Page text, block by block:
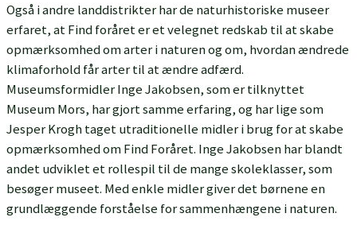
Også i andre landdistrikter har de naturhistoriske museer
erfaret, at Find foråret er et velegnet redskab til at skabe
opmærksomhed om arter i naturen og om, hvordan ændrede
klimaforhold får arter til at ændre adfærd.
Museumsformidler Inge Jakobsen, som er tilknyttet
Museum Mors, har gjort samme erfaring, og har lige som
Jesper Krogh taget utraditionelle midler i brug for at skabe
opmærksomhed om Find Foråret. Inge Jakobsen har blandt
andet udviklet et rollespil til de mange skoleklasser, som
besøger museet. Med enkle midler giver det børnene en
grundlæggende forståelse for sammenhængene i naturen.